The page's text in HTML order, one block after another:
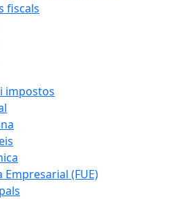
fiscals
impostos
(FUE)